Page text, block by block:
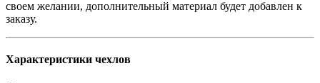
своем желании, дополнительный материал будет добавлен к
заказу.
Характеристики чехлов